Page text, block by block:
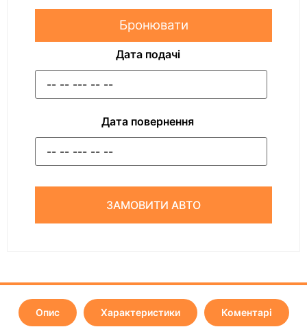
Бронювати
Дата подачі
Дата повернення
ЗАМОВИТИ АВТО
Опис Характеристики Коментарі